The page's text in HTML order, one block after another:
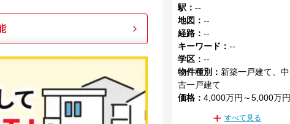
駅 ：--
地図 ：--
経路 ：--
キーワード ：--
学区 ：--
物件種別 ： 新築一戸建て、中
古一戸建て
価格 ：4,000万円～5,000万円
すべて見る